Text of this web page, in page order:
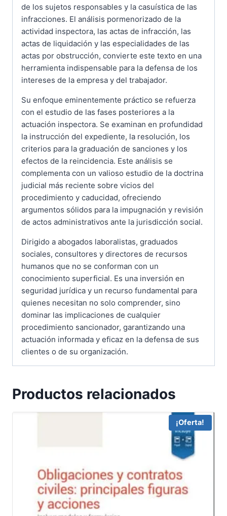
de los sujetos responsables y la casuística de las
infracciones. El análisis pormenorizado de la
actividad inspectora, las actas de infracción, las
actas de liquidación y las especialidades de las
actas por obstrucción, convierte este texto en una
herramienta indispensable para la defensa de los
intereses de la empresa y del trabajador.
Su enfoque eminentemente práctico se refuerza
con el estudio de las fases posteriores a la
actuación inspectora. Se examinan en profundidad
la instrucción del expediente, la resolución, los
criterios para la graduación de sanciones y los
efectos de la reincidencia. Este análisis se
complementa con un valioso estudio de la doctrina
judicial más reciente sobre vicios del
procedimiento y caducidad, ofreciendo
argumentos sólidos para la impugnación y revisión
de actos administrativos ante la jurisdicción social.
Dirigido a abogados laboralistas, graduados
sociales, consultores y directores de recursos
humanos que no se conforman con un
conocimiento superficial. Es una inversión en
seguridad jurídica y un recurso fundamental para
quienes necesitan no solo comprender, sino
dominar las implicaciones de cualquier
procedimiento sancionador, garantizando una
actuación informada y eficaz en la defensa de sus
clientes o de su organización.
Productos relacionados
¡Oferta!